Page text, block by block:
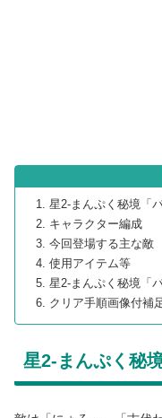
星2-まんぷく秘境「
キャラクター編成
今回登場する主な敵
使用アイテム等
星2-まんぷく秘境「
クリア手順画像付補
星2-まんぷく秘